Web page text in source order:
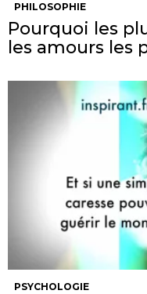
PHILOSOPHIE
Pourquoi les
les amours les
PSYCHOLOGIE